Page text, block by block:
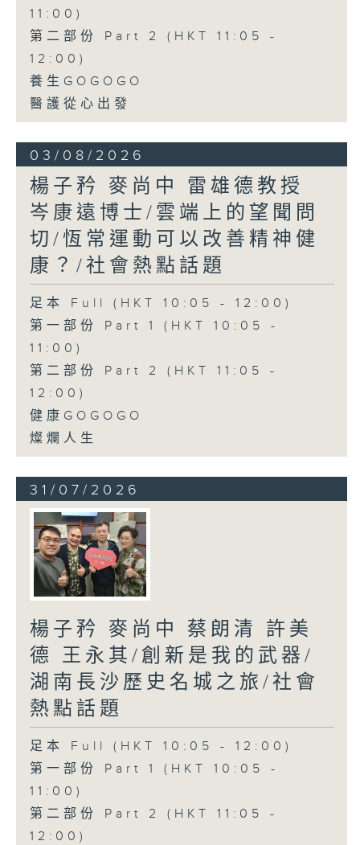
11:00)
第二部份 Part 2 (HKT 11:05 -
12:00)
養生GOGOGO
醫護從心出發
03/08/2026
楊子矜 麥尚中 雷雄德教授
岑康遠博士/雲端上的望聞問
切/恆常運動可以改善精神健
康？/社會熱點話題
足本 Full (HKT 10:05 - 12:00)
第一部份 Part 1 (HKT 10:05 -
11:00)
第二部份 Part 2 (HKT 11:05 -
12:00)
健康GOGOGO
燦爛人生
31/07/2026
楊子矜 麥尚中 蔡朗清 許美
德 王永其/創新是我的武器/
湖南長沙歷史名城之旅/社會
熱點話題
足本 Full (HKT 10:05 - 12:00)
第一部份 Part 1 (HKT 10:05 -
11:00)
第二部份 Part 2 (HKT 11:05 -
12:00)